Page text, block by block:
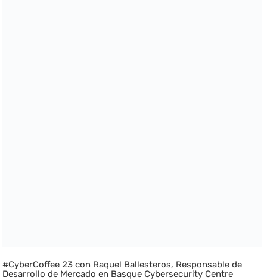
#CyberCoffee 23 con Raquel Ballesteros, Responsable de
Desarrollo de Mercado en Basque Cybersecurity Centre